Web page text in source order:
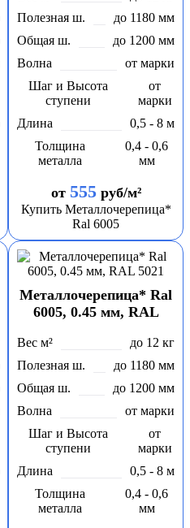
Полезная ш.
до 1180 мм
Общая ш.
до 1200 мм
Волна
от марки
Шаг и Высота
ступени
от
марки
Длина
0,5 - 8 м
Толщина
металла
0,4 - 0,6
мм
от 555руб/м²
Купить Металлочерепица*
Ral 6005
Металлочерепица* Ral
6005, 0.45 мм, RAL
Вес м²
до 12 кг
Полезная ш.
до 1180 мм
Общая ш.
до 1200 мм
Волна
от марки
Шаг и Высота
ступени
от
марки
Длина
0,5 - 8 м
Толщина
металла
0,4 - 0,6
мм